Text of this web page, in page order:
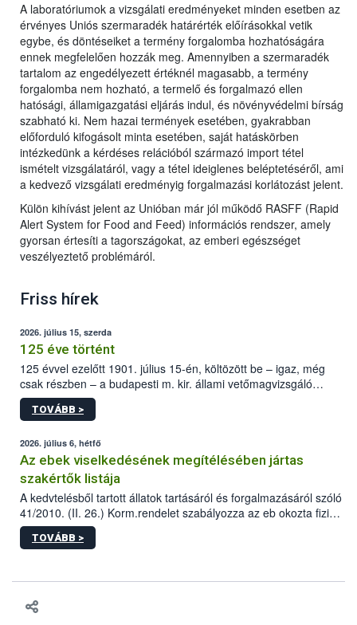
A laboratóriumok a vizsgálati eredményeket minden esetben az
érvényes Uniós szermaradék határérték előírásokkal vetik
egybe, és döntéseiket a termény forgalomba hozhatóságára
ennek megfelelően hozzák meg. Amennyiben a szermaradék
tartalom az engedélyezett értéknél magasabb, a termény
forgalomba nem hozható, a termelő és forgalmazó ellen
hatósági, államigazgatási eljárás indul, és növényvédelmi bírság
szabható ki. Nem hazai termények esetében, gyakrabban
előforduló kifogásolt minta esetében, saját hatáskörben
intézkedünk a kérdéses relációból származó import tétel
ismételt vizsgálatáról, vagy a tétel ideiglenes beléptetéséről, ami
a kedvező vizsgálati eredményig forgalmazási korlátozást jelent.
Külön kihívást jelent az Unióban már jól működő RASFF (Rapid
Alert System for Food and Feed) információs rendszer, amely
gyorsan értesíti a tagországokat, az emberi egészséget
veszélyeztető problémáról.
Friss hírek
2026. július 15, szerda
125 éve történt
125 évvel ezelőtt 1901. július 15-én, költözött be – igaz, még
csak részben – a budapesti m. kir. állami vetőmagvizsgáló
állomás a Kis Rókus utca 15. szám alatti, Czigler Győző által
tervezett új épületébe.
TOVÁBB >
2026. július 6, hétfő
Az ebek viselkedésének megítélésében jártas
szakértők listája
A kedvtelésből tartott állatok tartásáról és forgalmazásáról szóló
41/2010. (II. 26.) Korm.rendelet szabályozza az eb okozta fizikai
sérülés, illetve ennek veszélye keletkezésekor felmerülő
hatósági feladatokat, valamint a veszélyes eb tartását és annak
TOVÁBB >